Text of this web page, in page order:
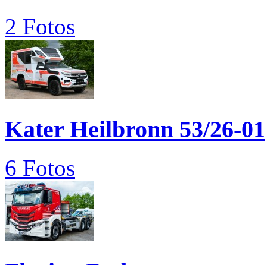
2 Fotos
Kater Heilbronn 53/26-01
6 Fotos